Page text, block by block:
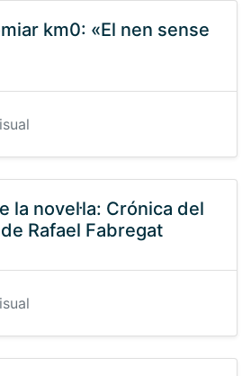
km0: «El nen sense
la novel·la: Crónica del
Rafael Fabregat